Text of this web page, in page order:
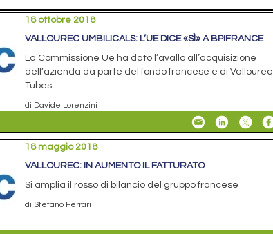
18 ottobre 2018
VALLOUREC UMBILICALS: L’UE DICE «SÌ» A BPIFRANCE
La Commissione Ue ha dato l’avallo all’acquisizione
dell’azienda da parte del fondo francese e di Vallourec
Tubes
di Davide Lorenzini
18 maggio 2018
VALLOUREC: IN AUMENTO IL FATTURATO
Si amplia il rosso di bilancio del gruppo francese
di Stefano Ferrari